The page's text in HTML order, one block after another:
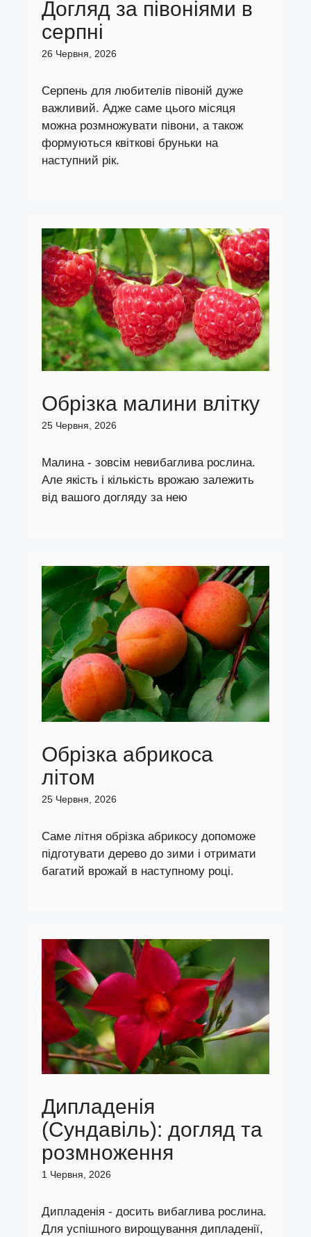
Догляд за півоніями в
серпні
26 Червня, 2026
Серпень для любителів півоній дуже
важливий. Адже саме цього місяця
можна розмножувати півони, а також
формуються квіткові бруньки на
наступний рік.
Обрізка малини влітку
25 Червня, 2026
Малина - зовсім невибаглива рослина.
Але якість і кількість врожаю залежить
від вашого догляду за нею
Обрізка абрикоса
літом
25 Червня, 2026
Саме літня обрізка абрикосу допоможе
підготувати дерево до зими і отримати
багатий врожай в наступному році.
Дипладенія
(Сундавіль): догляд та
розмноження
1 Червня, 2026
Дипладенія - досить вибаглива рослина.
Для успішного вирощування дипладенії,